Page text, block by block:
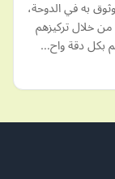
به في الدوحة،
من خلال تركيزهم
بكل دقة واح…